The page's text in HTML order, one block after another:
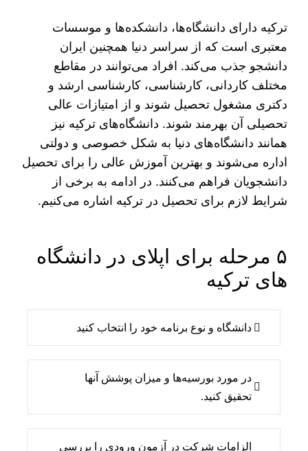
ترکیه دارای دانشگاه‌ها، دانشکده‌ها و موسسات
معتبری است که از سراسر دنیا همچنین ایران
دانشجو جذب می‌‌کند. افراد می‌توانند در مقاطع
مختلف کاردانی، کارشناسی، کارشناسی ارشد و
دکتری مشغول تحصیل شوند و از امتیازات عالی
تحصیلی آن بهرمند شوند. دانشگا‌ه‌های ترکیه نیز
همانند دانشگاه‌های دنیا به شکل خصوصی و دولتی
اداره می‌شوند و بهترین آموزش عالی را برای تحصیل
دانشجویان فراهم می‌کنند. در ادامه به برخی از
شرایط لازم برای تحصیل در ترکیه اشاره می‌کنیم.
۵ مرحله برای اپلای در دانشگاه
دانشگاه و نوع برنامه خود را انتخاب کنید
در مورد بورسیه‌ها و میزان پوشش آنها
تحقیق کنید.
الزامات شرکت در آزمون ورودی را بررسی